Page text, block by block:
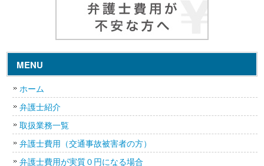
MENU
ホーム
弁護士紹介
取扱業務一覧
弁護士費用（交通事故被害者の方）
弁護士費用が実質０円になる場合